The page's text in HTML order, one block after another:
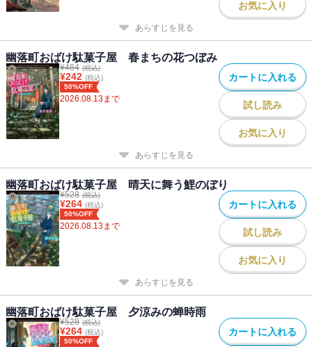
お気に入り
あらすじを見る
幽落町おばけ駄菓子屋 春まちの花つぼみ
¥484 (税込)
¥242 (税込)
50%OFF
2026.08.13まで
カートに入れる
試し読み
お気に入り
あらすじを見る
幽落町おばけ駄菓子屋 晴天に舞う鯉のぼり
¥528 (税込)
¥264 (税込)
50%OFF
2026.08.13まで
カートに入れる
試し読み
お気に入り
あらすじを見る
幽落町おばけ駄菓子屋 夕涼みの蝉時雨
¥528 (税込)
¥264 (税込)
50%OFF
カートに入れる